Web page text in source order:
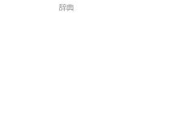
辞典